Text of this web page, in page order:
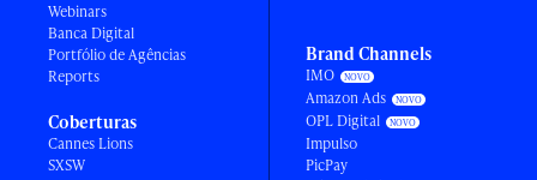
Webinars
Banca Digital
Portfólio de Agências
Reports
Coberturas
Cannes Lions
SXSW
Brand Channels
IMO
Amazon Ads
OPL Digital
Impulso
PicPay